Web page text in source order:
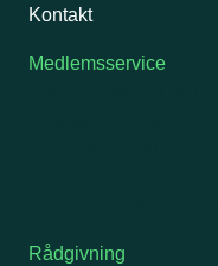
Kontakt
Medlemsservice
Rådgivning